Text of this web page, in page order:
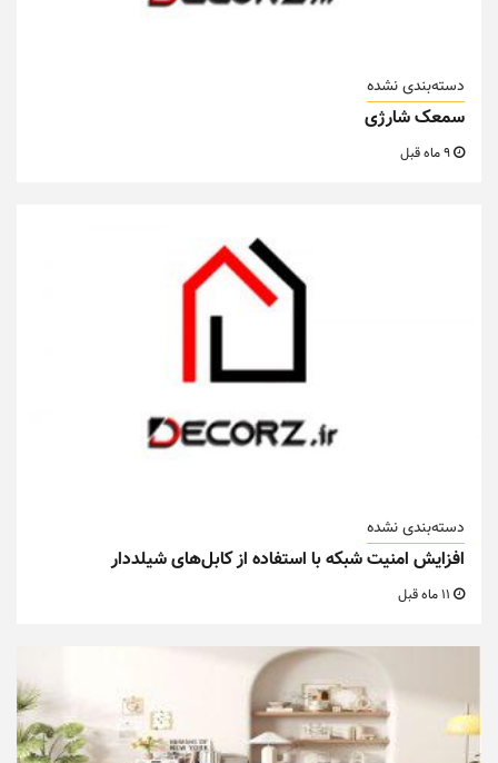
دسته‌بندی نشده
سمعک شارژی
دسته‌بندی نشده
افزایش امنیت شبکه با استفاده از کابل‌های شیلددار